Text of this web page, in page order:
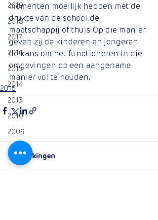
2019
2018
2017
2016
2015
2014
2013
2010
2009
momenten moeilijk hebben met de
drukte van de school, de
maatschappij of thuis. Op die manier
geven zij de kinderen en jongeren
de kans om het functioneren in die
omgevingen op een aangename
manier vol te houden.
2016
Opmerkingen